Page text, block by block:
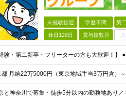
未経験歓迎 学歴不問 第
休日120日 賞与複数月